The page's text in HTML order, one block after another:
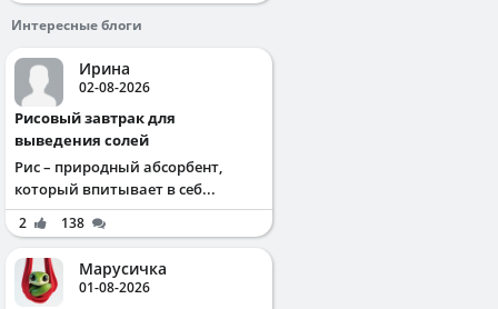
Интересные блоги
Ирина
02-08-2026
Рисовый завтрак для
выведения солей
Рис – природный абсорбент,
который впитывает в себ...
2 138
Марусичка
01-08-2026